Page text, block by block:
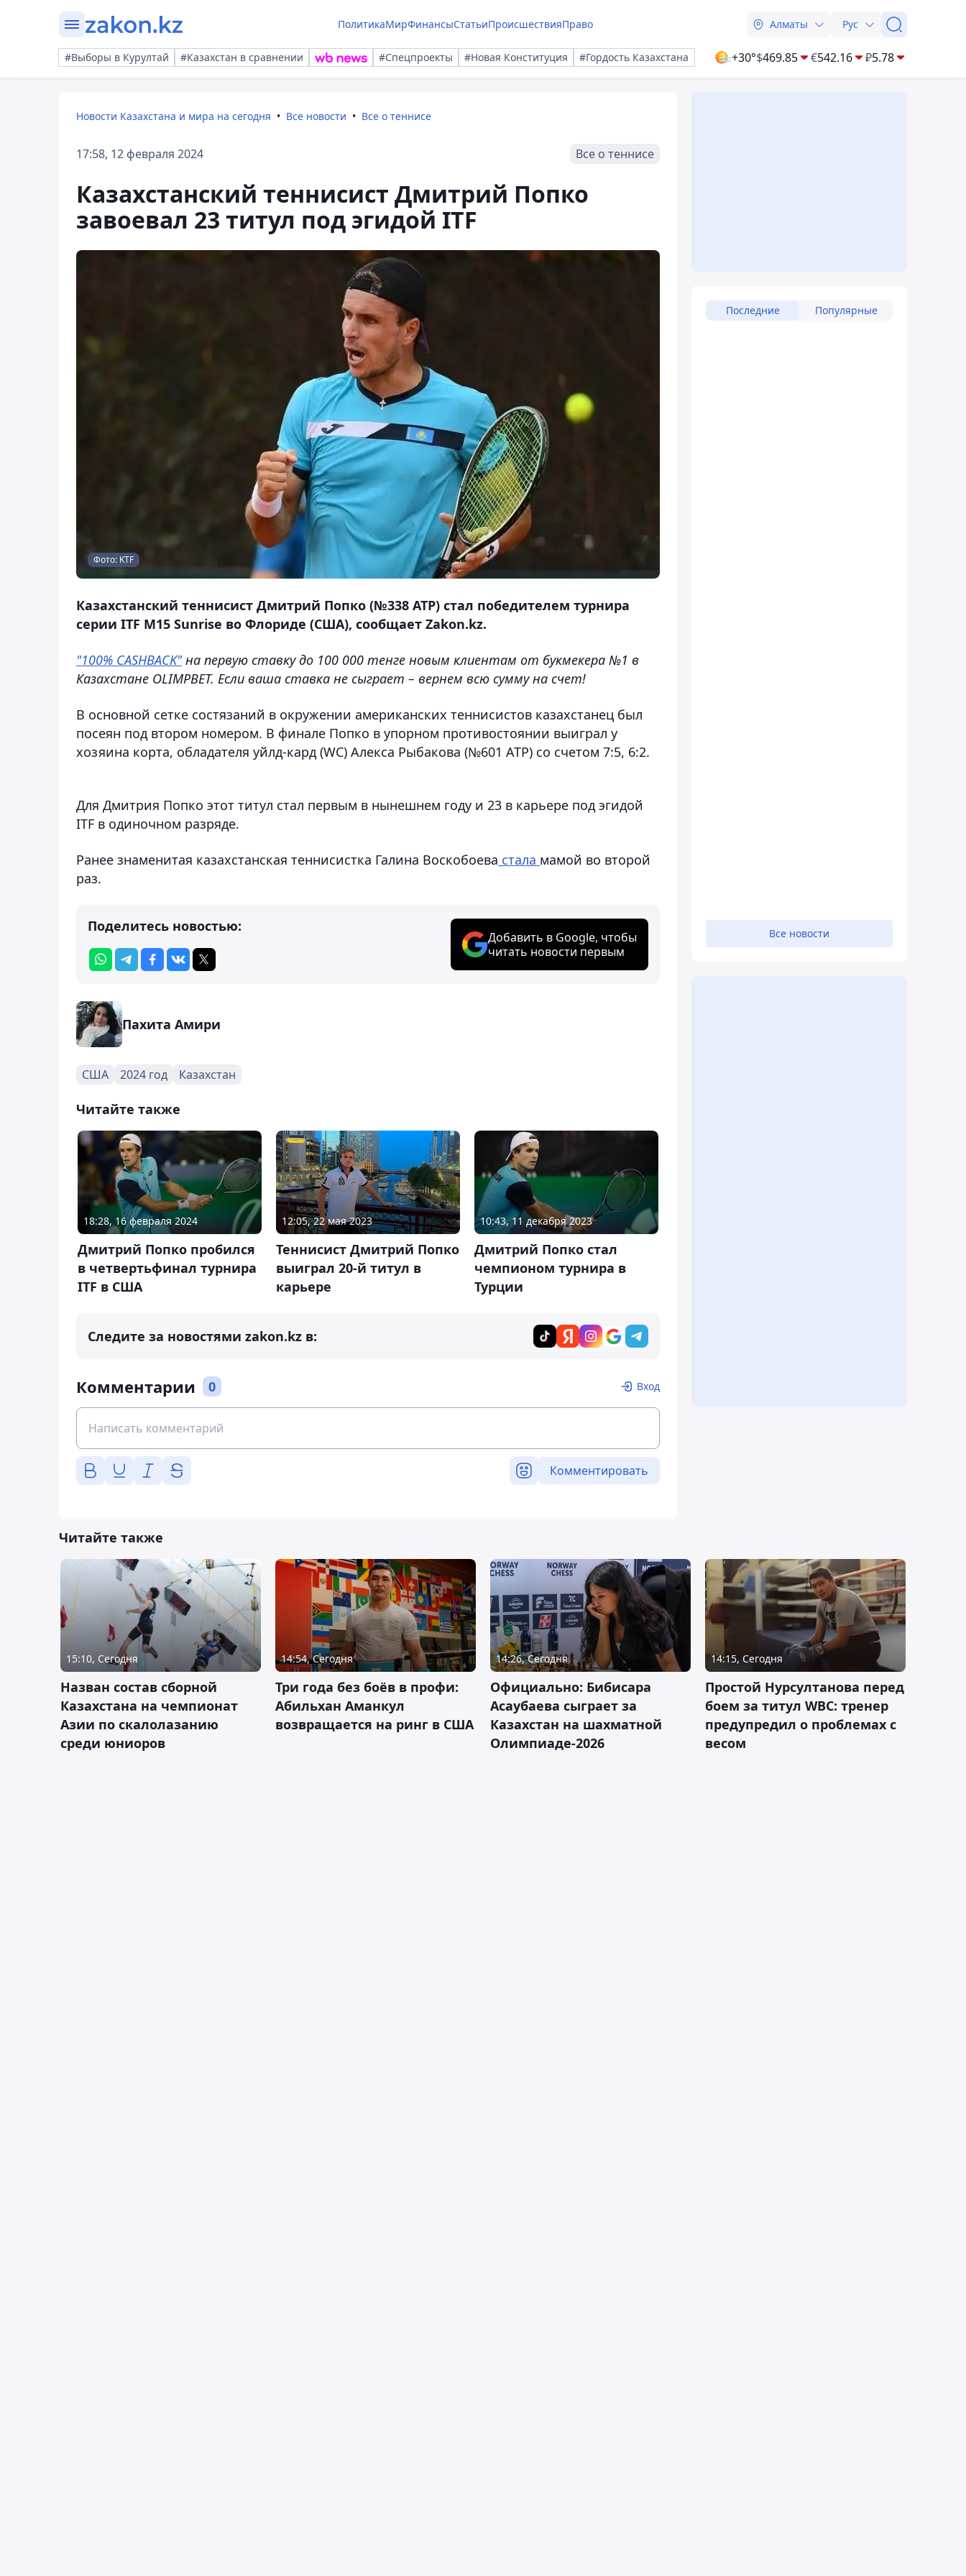
ПолитикаМирФинансыСтатьиПроисшествияПраво Алматы Рус
#Выборы в Курултай #Казахстан в сравнении #Спецпроекты #Новая Конституция #Гордость Казахстана +30°$469.85 €542.16 ₽5.78
Новости Казахстана и мира на сегодня Все новости Все о теннисе
17:58, 12 февраля 2024 Все о теннисе
Казахстанский теннисист Дмитрий Попко
завоевал 23 титул под эгидой ITF
Фото: KTF
Казахстанский теннисист Дмитрий Попко (№338 АТР) стал победителем турнира
серии ITF M15 Sunrise во Флориде (США), сообщает Zakon.kz.
"100% CASHBACK"на первую ставку до 100 000 тенге новым клиентам от букмекера №1 в
Казахстане OLIMPBET. Если ваша ставка не сыграет – вернем всю сумму на счет!
В основной сетке состязаний в окружении американских теннисистов казахстанец был
посеян под втором номером. В финале Попко в упорном противостоянии выиграл у
хозяина корта, обладателя уйлд-кард (WC) Алекса Рыбакова (№601 АТР) со счетом 7:5, 6:2.
Для Дмитрия Попко этот титул стал первым в нынешнем году и 23 в карьере под эгидой
ITF в одиночном разряде.
Ранее знаменитая казахстанская теннисистка Галина Воскобоева стала мамой во второй
раз.
Поделитесь новостью:
Добавить в Google, чтобы
читать новости первым
Пахита Амири
США 2024 год Казахстан
Читайте также
18:28, 16 февраля 2024
Дмитрий Попко пробился
в четвертьфинал турнира
ITF в США
12:05, 22 мая 2023
Теннисист Дмитрий Попко
выиграл 20-й титул в
карьере
10:43, 11 декабря 2023
Дмитрий Попко стал
чемпионом турнира в
Турции
Следите за новостями zakon.kz в:
Комментарии 0 Вход
Комментировать
Последние Популярные
Все новости
Читайте также
15:10, Сегодня
Назван состав сборной
Казахстана на чемпионат
Азии по скалолазанию
среди юниоров
14:54, Сегодня
Три года без боёв в профи:
Абильхан Аманкул
возвращается на ринг в США
14:26, Сегодня
Официально: Бибисара
Асаубаева сыграет за
Казахстан на шахматной
Олимпиаде-2026
14:15, Сегодня
Простой Нурсултанова перед
боем за титул WBC: тренер
предупредил о проблемах с
весом